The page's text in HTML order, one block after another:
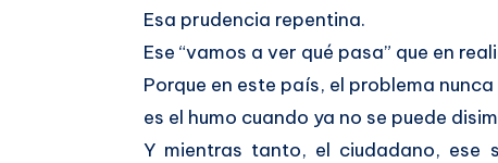
Esa prudencia repentina.
Ese “vamos a ver qué pasa” que en
Porque en este país, el problema
es el humo cuando ya no se puede
Y mientras tanto, el ciudadano, ese